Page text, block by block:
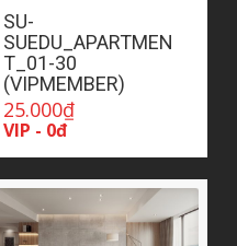
SU-
SUEDU_APARTMEN
T_01-30
(VIPMEMBER)
25.000₫
VIP - 0đ